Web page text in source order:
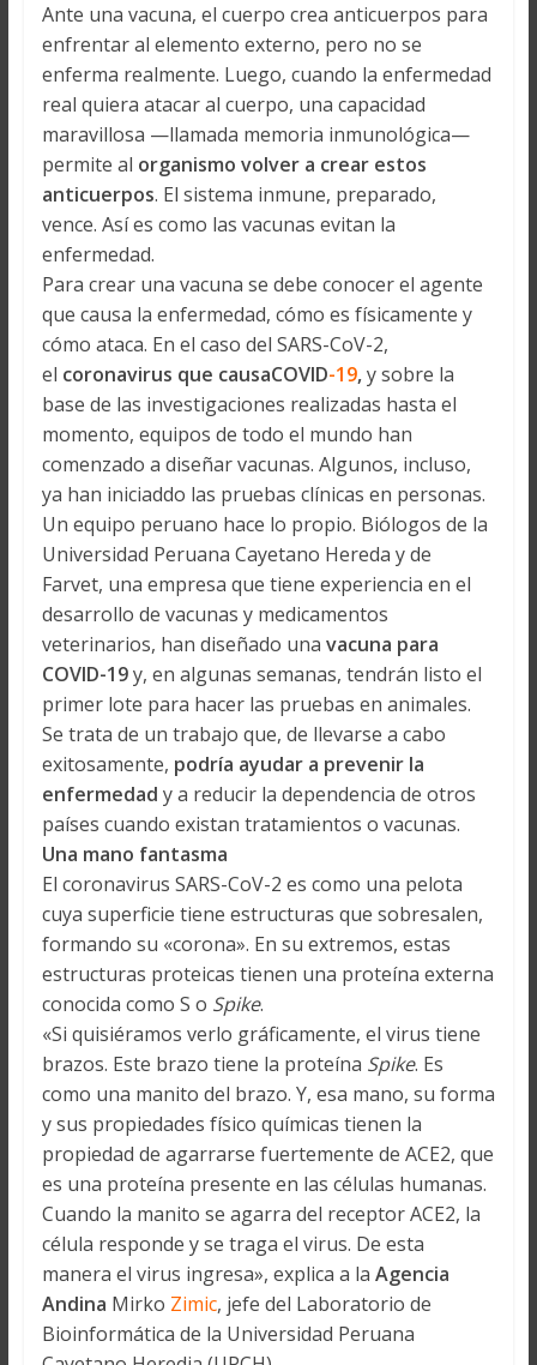
Ante una vacuna, el cuerpo crea anticuerpos para
enfrentar al elemento externo, pero no se
enferma realmente. Luego, cuando la enfermedad
real quiera atacar al cuerpo, una capacidad
maravillosa —llamada memoria inmunológica—
permite al organismo volver a crear estos
anticuerpos. El sistema inmune, preparado,
vence. Así es como las vacunas evitan la
enfermedad.
Para crear una vacuna se debe conocer el agente
que causa la enfermedad, cómo es físicamente y
cómo ataca. En el caso del SARS-CoV-2,
el coronavirus que causaCOVID-19,y sobre la
base de las investigaciones realizadas hasta el
momento, equipos de todo el mundo han
comenzado a diseñar vacunas. Algunos, incluso,
ya han iniciaddo las pruebas clínicas en personas.
Un equipo peruano hace lo propio. Biólogos de la
Universidad Peruana Cayetano Hereda y de
Farvet, una empresa que tiene experiencia en el
desarrollo de vacunas y medicamentos
veterinarios, han diseñado una vacuna para
COVID-19y, en algunas semanas, tendrán listo el
primer lote para hacer las pruebas en animales.
Se trata de un trabajo que, de llevarse a cabo
exitosamente, podría ayudar a prevenir la
enfermedad y a reducir la dependencia de otros
países cuando existan tratamientos o vacunas.
Una mano fantasma
El coronavirus SARS-CoV-2 es como una pelota
cuya superficie tiene estructuras que sobresalen,
formando su «corona». En su extremos, estas
estructuras proteicas tienen una proteína externa
conocida como S o Spike.
«Si quisiéramos verlo gráficamente, el virus tiene
brazos. Este brazo tiene la proteína Spike. Es
como una manito del brazo. Y, esa mano, su forma
y sus propiedades físico químicas tienen la
propiedad de agarrarse fuertemente de ACE2, que
es una proteína presente en las células humanas.
Cuando la manito se agarra del receptor ACE2, la
célula responde y se traga el virus. De esta
manera el virus ingresa», explica a la Agencia
Andina Mirko Zimic, jefe del Laboratorio de
Bioinformática de la Universidad Peruana